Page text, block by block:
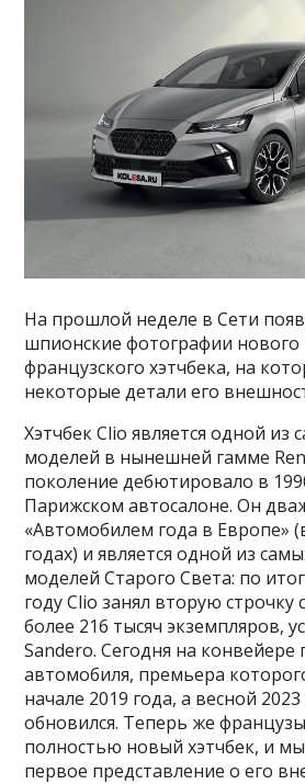
На прошлой неделе в Сети
шпионские фотографии нового
французского хэтчбека, на
некоторые детали его
Хэтчбек Clio является одной из
моделей в нынешней гамме
поколение дебютировало в
Парижском автосалоне. Он
«Автомобилем года в Европе»
годах) и является одной из
моделей Старого Света: по
году Clio занял вторую строчку
более 216 тысяч экземпляров,
Sandero. Сегодня на конвейере
автомобиля, премьера
начале 2019 года, а весной
обновился. Теперь же
полностью новый хэтчбек, и
первое представление о его